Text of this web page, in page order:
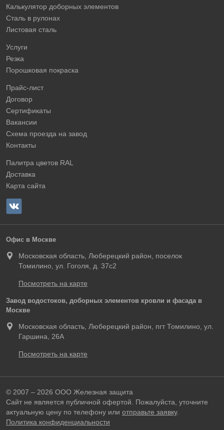
Калькулятор доборных элементов
Сталь в рулонах
Листовая сталь
Услуги
Резка
Порошковая покраска
Прайс-лист
Договор
Сертификаты
Вакансии
Схема проезда на завод
Контакты
Палитра цветов RAL
Доставка
Карта сайта
Офис в Москве
Московская область, Люберецкий район, поселок
Томилино, ул. Гоголя, д. 37с2
Посмотреть на карте
Завод водостоков, доборных элементов кровли и фасада в
Москве
Московская область, Люберецкий район, пгт Томилино, ул.
Гаршина, 26А
Посмотреть на карте
© 2007 – 2026 ООО Железная защита
Сайт не является публичной офертой. Пожалуйста, уточните
актуальную цену по телефону или отправьте заявку.
Политика конфиденциальности